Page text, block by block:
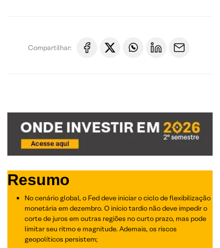
Compartilhar:
Resumo
No cenário global, o Fed deve iniciar o ciclo de flexibilização
monetária em dezembro. O início tardio não deve impedir o
corte de juros em outras regiões no curto prazo, mas pode
limitar seu ritmo e magnitude. Ademais, os riscos
geopolíticos persistem;